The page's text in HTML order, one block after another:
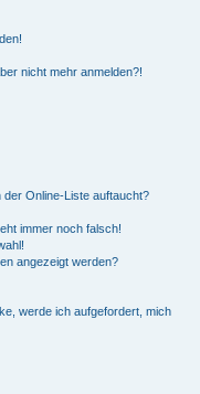
nicht mehr anmelden?!
Online-Liste auftaucht?
immer noch falsch!
angezeigt werden?
werde ich aufgefordert, mich